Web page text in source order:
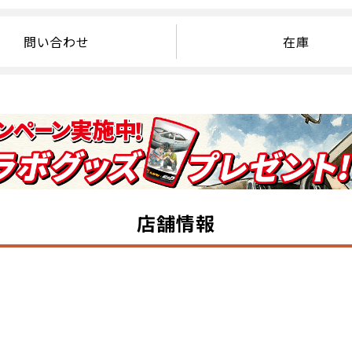
問い合わせ 在庫
店舗情報